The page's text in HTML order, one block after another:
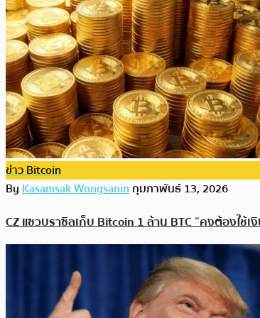
ข่าว Bitcoin
ByKasamsak Wongsaninกุมภาพันธ์ 13, 2026
CZ แซวบราซิลเก็บ Bitcoin 1 ล้าน BTC “คงต้องใช้เ